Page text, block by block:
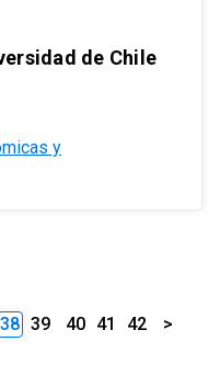
de Chile
y
38 39 40 41 42 >